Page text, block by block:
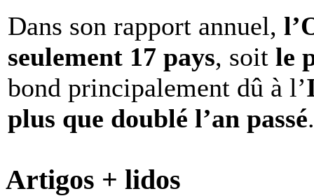
Dans son rapport annuel,
seulement 17 pays, soit le
bond principalement dû à l’
plus que doublé l’an passé.
Artigos + lidos